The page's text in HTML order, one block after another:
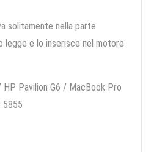
solitamente nella parte
legge e lo inserisce nel motore
Pavilion G6 / MacBook Pro
5855